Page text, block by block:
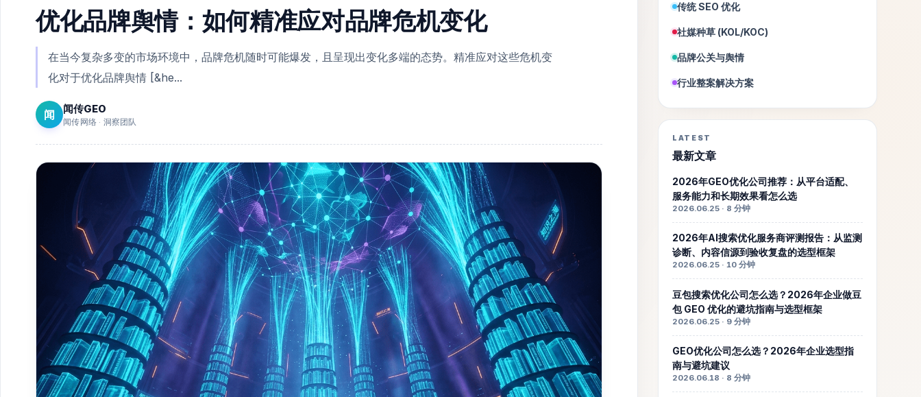
优化品牌舆情：如何精准应对品牌危机变化
在当今复杂多变的市场环境中，品牌危机随时可能爆发，且呈现出变化多端的态势。精准应对这些危机变
化对于优化品牌舆情 [&he...
闻 闻传GEO
闻传网络 · 洞察团队
传统 SEO 优化
社媒种草 (KOL/KOC)
品牌公关与舆情
行业整案解决方案
LATEST
最新文章
2026年GEO优化公司推荐：从平台适配、
服务能力和长期效果看怎么选
2026.06.25 · 8 分钟
2026年AI搜索优化服务商评测报告：从监测
诊断、内容信源到验收复盘的选型框架
2026.06.25 · 10 分钟
豆包搜索优化公司怎么选？2026年企业做豆
包 GEO 优化的避坑指南与选型框架
2026.06.25 · 9 分钟
GEO优化公司怎么选？2026年企业选型指
南与避坑建议
2026.06.18 · 8 分钟